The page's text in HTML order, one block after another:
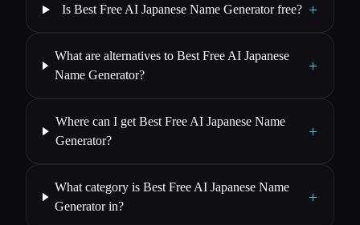
Is Best Free AI Japanese Name Generator free? +
What are alternatives to Best Free AI Japanese
Name Generator?
+
Where can I get Best Free AI Japanese Name
Generator?
+
What category is Best Free AI Japanese Name
Generator in?
+